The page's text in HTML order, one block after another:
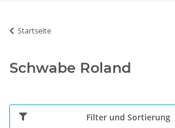
Startseite
Schwabe Roland
Filter und Sortierung